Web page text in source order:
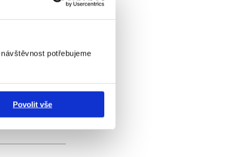
potřebujeme
Povolit vše